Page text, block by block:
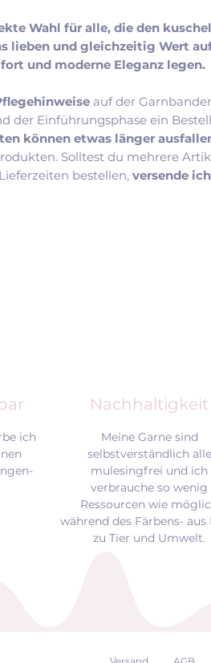
Wahl für alle, die den
lieben und gleichzeitig Wert
und moderne Eleganz legen.
auf der
der Einführungsphase ein
können etwas länger
Solltest du mehrere
bestellen, versende
Nachhaltigkeit
ich
Meine Garne sind
selbstverständlich alle
mulesingfrei und ich
verbrauche so wenig
Ressourcen wie
während des Färbens- aus
zu Tier und Umwelt.